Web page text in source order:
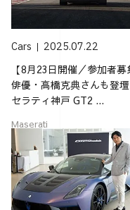
Cars 2025.07.22
【8月23日開催／参加者募
俳優・高橋克典さんも登
セラティ神戸 GT2 ...
Maserati